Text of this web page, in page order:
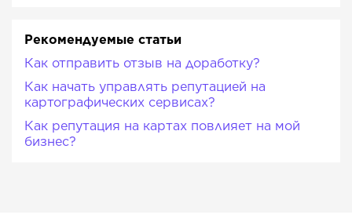
Рекомендуемые статьи
Как отправить отзыв на доработку?
Как начать управлять репутацией на
картографических сервисах?
Как репутация на картах повлияет на мой
бизнес?